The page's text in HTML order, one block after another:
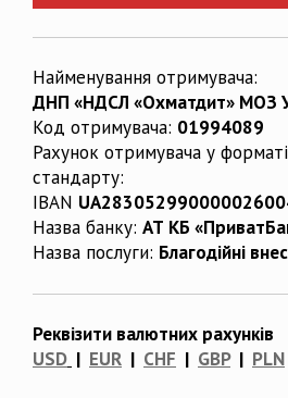
Найменування отримувача:
ДНП «НДСЛ «Охматдит» МОЗ
Код отримувача: 01994089
Рахунок отримувача у
стандарту:
IBAN
Назва банку: АТ КБ
Назва послуги: Благодійні
Реквізити валютних рахунків
USD | EUR | CHF | GBP| PLN